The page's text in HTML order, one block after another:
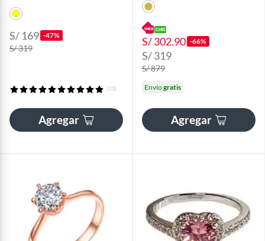
S/ 169 -47%
S/ 319
(11)
Agregar
S/ 302.90 -66%
S/ 319
S/ 879
Envíogratis
Agregar